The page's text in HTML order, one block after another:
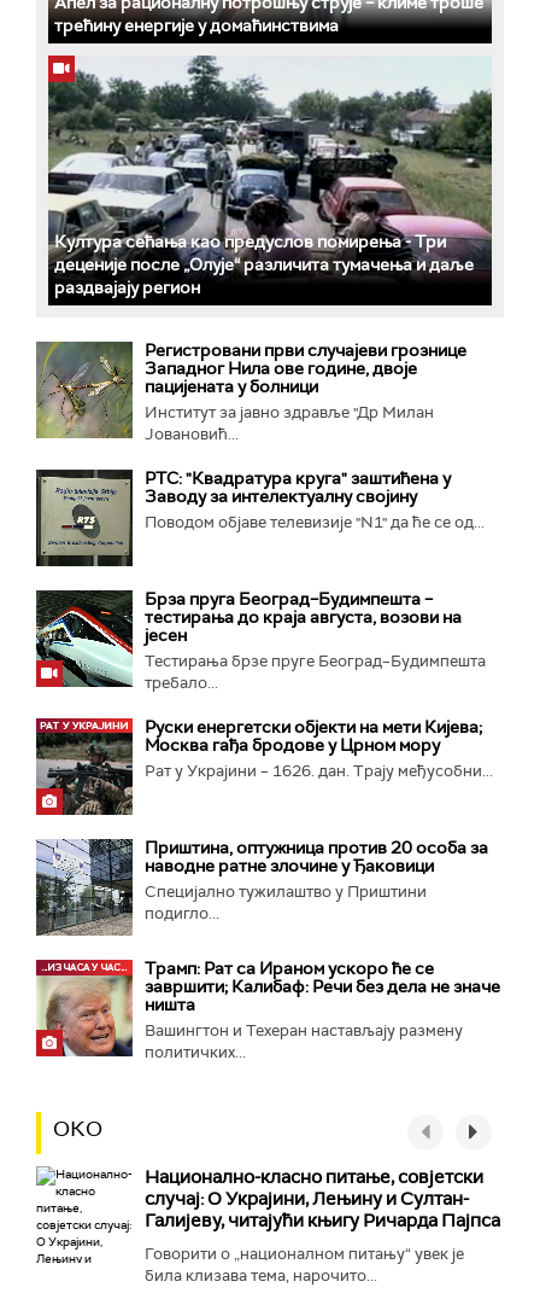
трећину енергије у домаћинствима
Култура сећања као предуслов помирења ­- Три
деценије после „Олује“ различита тумачења и даље
раздвајају регион
Регистровани први случајеви грознице
Западног Нила ове године, двоје
пацијената у болници
Институт за јавно здравље "Др Милан
Јовановић...
РТС: "Квадратура круга" заштићена у
Заводу за интелектуалну својину
Поводом објаве телевизије "N1" да ће се од...
Брза пруга Београд–Будимпешта –
тестирања до краја августа, возови на
јесен
Тестирања брзе пруге Београд–Будимпешта
требало...
Руски енергетски објекти на мети Кијева;
Москва гађа бродове у Црном мору
Рат у Украјини – 1626. дан. Трају међусобни...
Приштина, оптужница против 20 особа за
наводне ратне злочине у Ђаковици
Специјално тужилаштво у Приштини
подигло...
Трамп: Рат са Ираном ускоро ће се
завршити; Калибаф: Речи без дела не значе
ништа
Вашингтон и Техеран настављају размену
политичких...
ОКО
Национално-класнo питање, совјетски
случај: О Украјини, Лењину и Султан-
Галијеву, читајући књигу Ричарда Пајпса
Говорити о „националном питању“ увек је
била клизава тема, нарочито...